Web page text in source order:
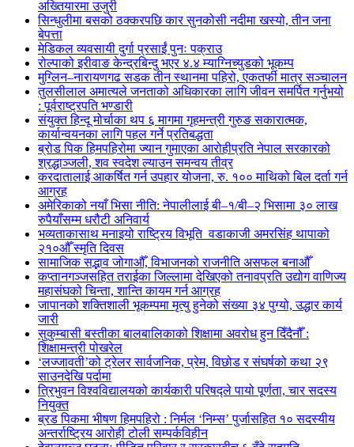
अख्तियारमा उजुरी
सिन्धुलीमा बसको ठक्करपछि कार सुनकोसी नदीमा खस्यो, तीन जना
बेपत्ता
मेडिकल व्यवसायी दुर्गा प्रसाईं पुनः पक्राउ
रोल्पाको इरीवाङ केन्द्रबिन्दु भएर ४.४ म्याग्निच्युडको भूकम्प
मुग्लिन–नारायणगढ सडक तीन स्थानमा पहिरो, एकतर्फी मात्र सञ्चालन
तुलसीलाल अमात्यले जनताको अधिकारका लागि जीवन समर्पित गर्नुभयो
: पूर्वराष्ट्रपति भण्डारी
संयुक्त हिन्दू मोर्चाका थप ६ मागमा गृहमन्त्री गुरुङ सकारात्मक,
कार्यान्वयनका लागि पहल गर्ने प्रतिबद्धता
ब्रोड पिक हिमपहिरोमा ज्यान गुमाएका आरोहीप्रति नेपाल सरकारको
श्रद्धाञ्जली, शव स्वदेश ल्याउन समन्वय तीव्र
करदातालाई आकर्षित गर्न उपहार योजना, रु. १०० माथिको बिल दर्ता गर्न
आग्रह
अमेरिकाको नयाँ भिसा नीति: नेपालीलाई बी–१/बी–२ भिसामा ३० लाख
रुपैयाँसम्म धरौटी अनिवार्य
भव्यताकासाथ मनाइयो राष्ट्रिय विभूति वडाकाजी अमरसिंह थापाको
२१०औँ स्मृति दिवस
सामाजिक सद्भाव जोगाऔँ, विभाजनको राजनीति असफल बनाऔँ
कप्तानगञ्जसहित तराईका जिल्लामा देखिएको तनावप्रति उद्योग वाणिज्य
महासंघको चिन्ता, शान्ति कायम गर्न आग्रह
जापानको शक्तिशाली भूकम्पमा मृत्यु हुनेको संख्या ३४ पुग्यो, उद्धार कार्य
जारी
सुकुम्बासी बस्तीका बालबालिकाको शिक्षामा अवरोध हुन दिँदैनौँ :
शिक्षामन्त्री पोखरेल
‘लज्जावती’को ट्रेलर सार्वजनिक, प्रेम, विछोड र संघर्षको कथा २९
साउनदेखि पर्दामा
त्रिभुवन विश्वविद्यालयको कार्यकारी परिषद्ले पायो पूर्णता, चार सदस्य
नियुक्त
ब्रड पिकमा भीषण हिमपहिरो : निर्मल ‘निम्स’ पुर्जासहित १० सदस्यीय
अन्तर्राष्ट्रिय आरोही टोली सम्पर्कविहीन